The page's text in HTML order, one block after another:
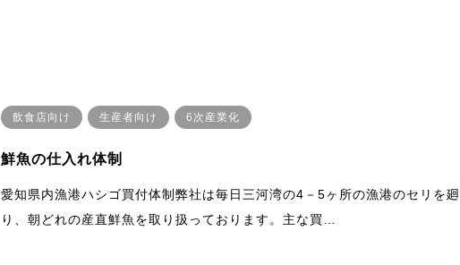
飲食店向け 生産者向け 6次産業化
鮮魚の仕入れ体制
愛知県内漁港ハシゴ買付体制弊社は毎日三河湾の4－5ヶ所の漁港のセリを廻
り、朝どれの産直鮮魚を取り扱っております。主な買…